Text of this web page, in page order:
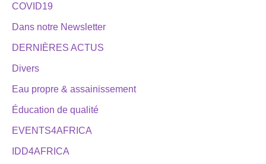
COVID19
Dans notre Newsletter
DERNIÈRES ACTUS
Divers
Eau propre & assainissement
Éducation de qualité
EVENTS4AFRICA
IDD4AFRICA